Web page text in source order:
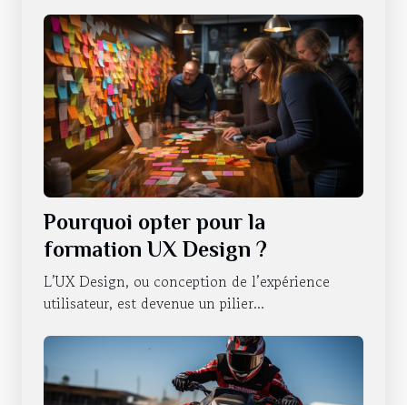
Pourquoi opter pour la
formation UX Design ?
L’UX Design, ou conception de l’expérience
utilisateur, est devenue un pilier...